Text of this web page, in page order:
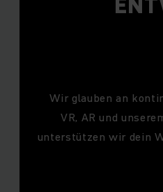
Wir glauben an
VR, AR und
unterstützen wir dein